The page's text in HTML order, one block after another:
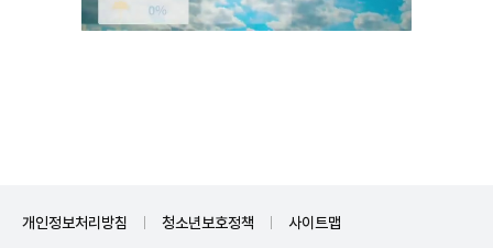
개인정보처리방침 청소년보호정책 사이트맵